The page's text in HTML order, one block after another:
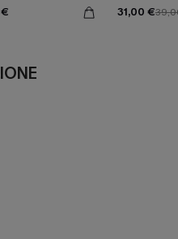
31,00 €